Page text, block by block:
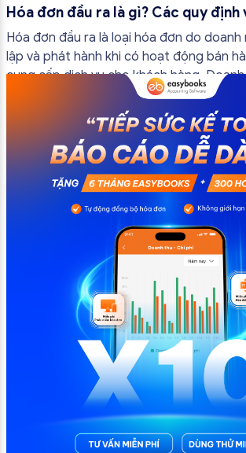
Hóa đơn đầu ra là gì? Các quy định
bắt buộc mới nhất
Hóa đơn đầu ra là loại hóa đơn do doanh
lập và phát hành khi có hoạt động bán
cung cấp dịch vụ cho khách hàng.
quy trình vận hành và tránh được những
chính không đáng có nếu nắm rõ […]